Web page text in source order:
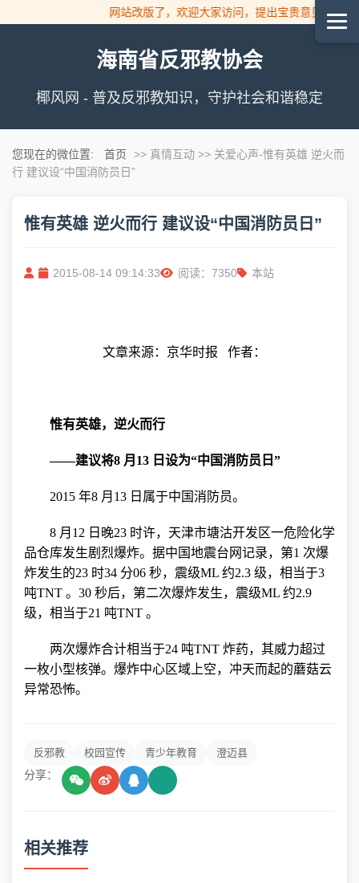
网站改版了，欢迎大家访问，提出宝贵意见！
海南省反邪教协会
椰风网 - 普及反邪教知识，守护社会和谐稳定
您现在的微位置: 首页 >> 真情互动 >> 关爱心声-惟有英雄 逆火而
行 建议设“中国消防员日”
惟有英雄 逆火而行 建议设“中国消防员日”
2015-08-14 09:14:33 阅读：7350 本站
文章来源：京华时报 作者：
惟有英雄，逆火而行
——建议将8 月 13 日设为“中国消防员日”
2015 年8 月 13 日属于中国消防员。
8 月 12 日晚23 时许，天津市塘沽开发区一危险化学
品仓库发生剧烈爆炸。据中国地震台网记录，第1 次爆
炸发生的23 时34 分06 秒，震级ML 约2.3 级，相当于3
吨TNT 。 30 秒后，第二次爆炸发生，震级ML 约2.9
级，相当于21 吨TNT 。
两次爆炸合计相当于24 吨TNT 炸药，其威力超过
一枚小型核弹。爆炸中心区域上空，冲天而起的蘑菇云
异常恐怖。
反邪教 校园宣传 青少年教育 澄迈县
分享：
相关推荐